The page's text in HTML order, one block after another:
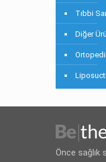
Tıbbi
Diğer
Önce sağlık